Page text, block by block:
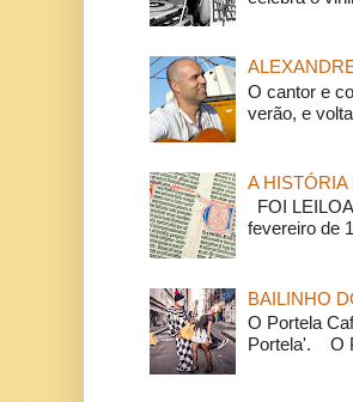
O cantor e
verão, e
A
FOI
fevereiro de
BAILINHO
O Portela
Portela'. O